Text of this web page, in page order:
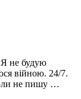
Я не будую
війною. 24/7.
не пишу …